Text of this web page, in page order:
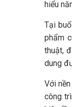
hiểu
Tại
phẩm
thuật,
dung
Với
công